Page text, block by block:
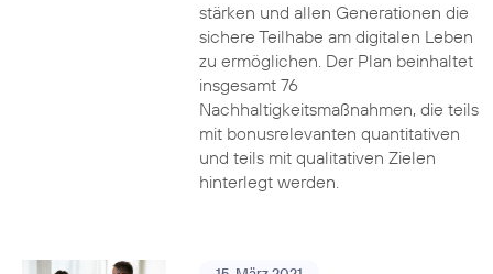
stärken und allen Generationen die
sichere Teilhabe am digitalen Leben
zu ermöglichen. Der Plan beinhaltet
insgesamt 76
Nachhaltigkeitsmaßnahmen, die teils
mit bonusrelevanten quantitativen
und teils mit qualitativen Zielen
hinterlegt werden.